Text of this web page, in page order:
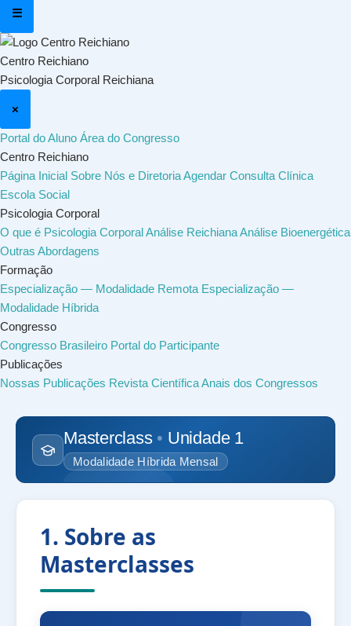
☰
Centro Reichiano
Psicologia Corporal Reichiana
×
Portal do Aluno Área do Congresso
Centro Reichiano
Página Inicial Sobre Nós e DiretoriaAgendar Consulta Clínica
Escola Social
Psicologia Corporal
O que é Psicologia CorporalAnálise ReichianaAnálise Bioenergética
Outras Abordagens
Formação
Especialização — Modalidade Remota Especialização —
Modalidade Híbrida
Congresso
Congresso Brasileiro Portal do Participante
Publicações
Nossas Publicações Revista CientíficaAnais dos Congressos
Masterclass • Unidade 1
Modalidade Híbrida Mensal
1. Sobre as
Masterclasses